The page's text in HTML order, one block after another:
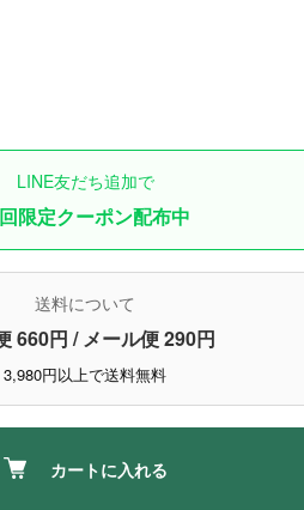
LINE友だち追加で
限定クーポン配布中
送料について
660円 / メール便 290円
3,980円以上で送料無料
カートに入れる